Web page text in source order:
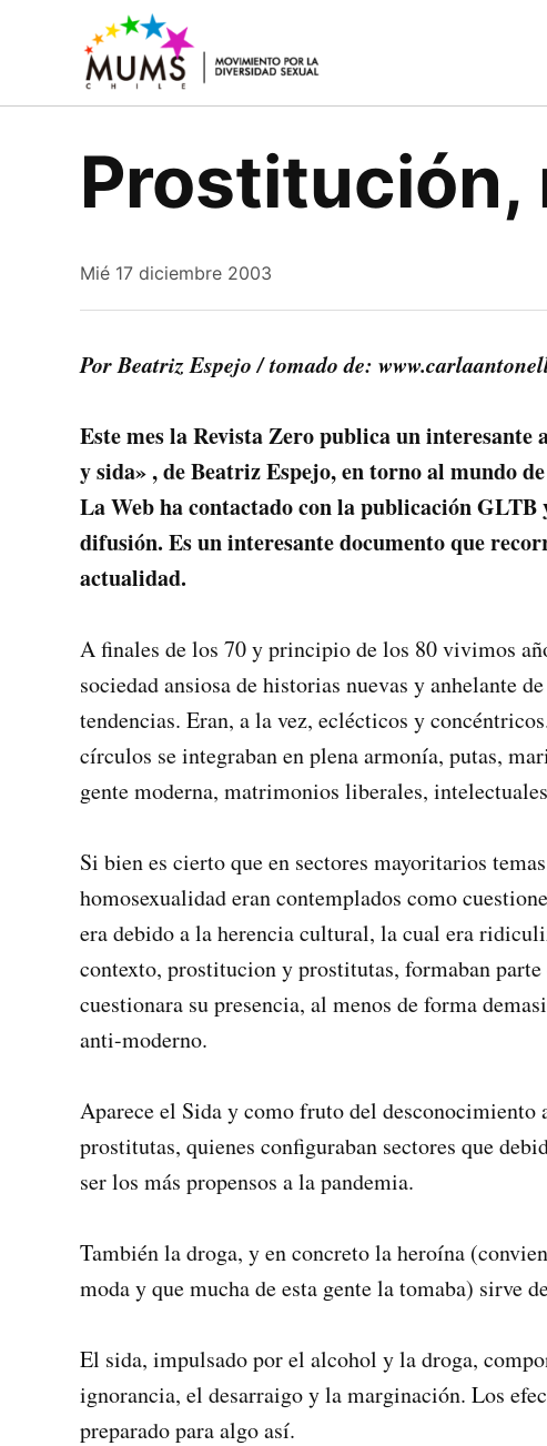
contenido
Movimiento
Diversidad
Sexual y de
político
por los
derechos
civiles y
género
Prostitución,
Mié 17 diciembre 2003
Por Beatriz Espejo / tomado de:
Este mes la Revista Zero publica un
y sida» , de Beatriz Espejo, en torno al mundo
La Web ha contactado con la publicación
difusión. Es un interesante documento que
actualidad.
A finales de los 70 y principio de los 80 vivimos
sociedad ansiosa de historias nuevas y anhelante
tendencias. Eran, a la vez, eclécticos y
círculos se integraban en plena armonía, putas,
gente moderna, matrimonios liberales,
Si bien es cierto que en sectores mayoritarios
homosexualidad eran contemplados como
era debido a la herencia cultural, la cual era
contexto, prostitucion y prostitutas, formaban
cuestionara su presencia, al menos de forma
anti-moderno.
Aparece el Sida y como fruto del desconocimiento
prostitutas, quienes configuraban sectores que
ser los más propensos a la pandemia.
También la droga, y en concreto la heroína
moda y que mucha de esta gente la tomaba) sirve
El sida, impulsado por el alcohol y la droga,
ignorancia, el desarraigo y la marginación. Los
preparado para algo así.